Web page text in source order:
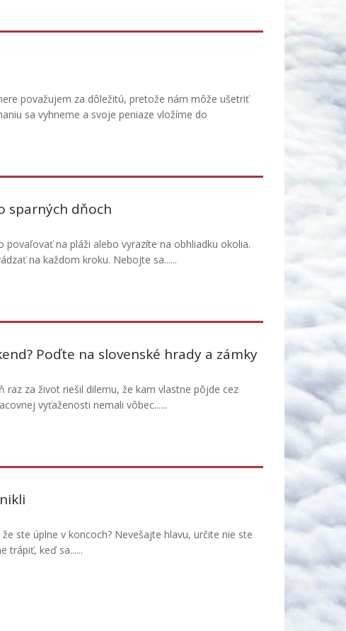
považujem za dôležitú, pretože nám môže ušetriť
sa vyhneme a svoje peniaze vložíme do
sparných dňoch
povaľovať na pláži alebo vyrazíte na obhliadku okolia.
na každom kroku. Nebojte sa......
Poďte na slovenské hrady a zámky
raz za život riešil dilemu, že kam vlastne pôjde cez
vyťaženosti nemali vôbec......
ste úplne v koncoch? Nevešajte hlavu, určite nie ste
trápiť, keď sa......